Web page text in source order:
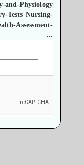
and-Physiology
Tests Nursing-
Assessment-